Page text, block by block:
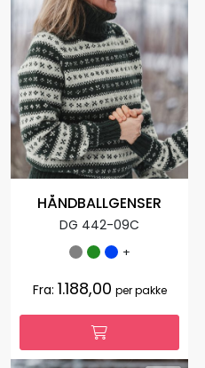
HÅNDBALLGENSER
DG 442-09C
+
Fra: 1.188,00 per pakke